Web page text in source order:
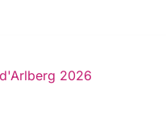
2026